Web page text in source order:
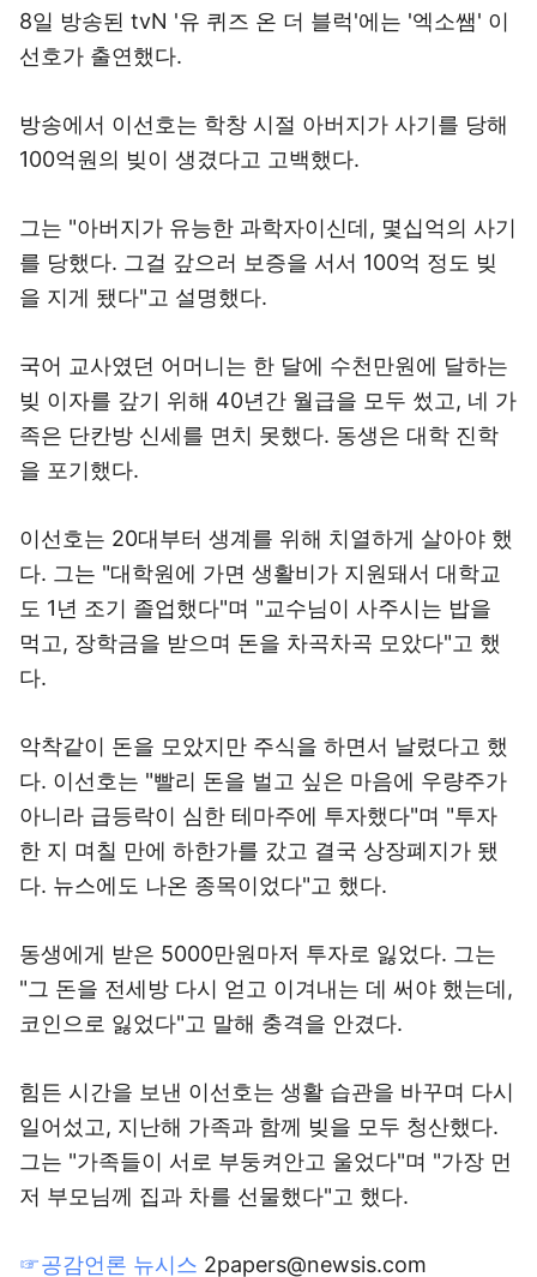
8일 방송된 tvN '유 퀴즈 온 더 블럭'에는 '엑소쌤' 이
선호가 출연했다.
방송에서 이선호는 학창 시절 아버지가 사기를 당해
100억원의 빚이 생겼다고 고백했다.
그는 "아버지가 유능한 과학자이신데, 몇십억의 사기
를 당했다. 그걸 갚으러 보증을 서서 100억 정도 빚
을 지게 됐다"고 설명했다.
국어 교사였던 어머니는 한 달에 수천만원에 달하는
빚 이자를 갚기 위해 40년간 월급을 모두 썼고, 네 가
족은 단칸방 신세를 면치 못했다. 동생은 대학 진학
을 포기했다.
이선호는 20대부터 생계를 위해 치열하게 살아야 했
다. 그는 "대학원에 가면 생활비가 지원돼서 대학교
도 1년 조기 졸업했다"며 "교수님이 사주시는 밥을
먹고, 장학금을 받으며 돈을 차곡차곡 모았다"고 했
다.
악착같이 돈을 모았지만 주식을 하면서 날렸다고 했
다. 이선호는 "빨리 돈을 벌고 싶은 마음에 우량주가
아니라 급등락이 심한 테마주에 투자했다"며 "투자
한 지 며칠 만에 하한가를 갔고 결국 상장폐지가 됐
다. 뉴스에도 나온 종목이었다"고 했다.
동생에게 받은 5000만원마저 투자로 잃었다. 그는
"그 돈을 전세방 다시 얻고 이겨내는 데 써야 했는데,
코인으로 잃었다"고 말해 충격을 안겼다.
힘든 시간을 보낸 이선호는 생활 습관을 바꾸며 다시
일어섰고, 지난해 가족과 함께 빚을 모두 청산했다.
그는 "가족들이 서로 부둥켜안고 울었다"며 "가장 먼
저 부모님께 집과 차를 선물했다"고 했다.
☞공감언론 뉴시스 2papers@newsis.com